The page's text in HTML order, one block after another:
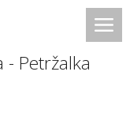
- Petržalka